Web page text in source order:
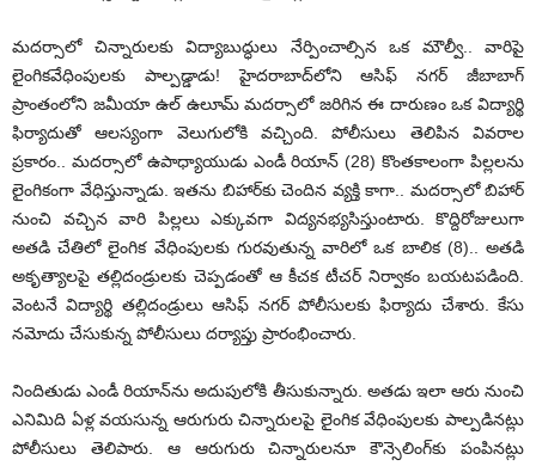
మదర్సాలో చిన్నారులకు విద్యాబుద్ధులు నేర్పించాల్సిన ఒక మౌల్వీ.. వారిపై
లైంగికవేధింపులకు పాల్పడ్డాడు! హైదరాబాద్‌లోని ఆసిఫ్ నగర్‌ జీబాబాగ్‌
ప్రాంతంలోని జమీయా ఉల్‌ ఉలూమ్‌ మదర్సాలో జరిగిన ఈ దారుణం ఒక విద్యార్థి
ఫిర్యాదుతో ఆలస్యంగా వెలుగులోకి వచ్చింది. పోలీసులు తెలిపిన వివరాల
ప్రకారం.. మదర్సాలో ఉపాధ్యాయుడు ఎండీ రియాన్‌ (28) కొంతకాలంగా పిల్లలను
లైంగికంగా వేధిస్తున్నాడు. ఇతను బిహార్‌కు చెందిన వ్యక్తి కాగా.. మదర్సాలో బిహార్‌
నుంచి వచ్చిన వారి పిల్లలు ఎక్కువగా విద్యనభ్యసిస్తుంటారు. కొద్దిరోజులుగా
అతడి చేతిలో లైంగిక వేధింపులకు గురవుతున్న వారిలో ఒక బాలిక (8).. అతడి
అకృత్యాలపై తల్లిదండ్రులకు చెప్పడంతో ఆ కీచక టీచర్‌ నిర్వాకం బయటపడింది.
వెంటనే విద్యార్థి తల్లిదండ్రులు ఆసిఫ్ నగర్‌ పోలీసులకు ఫిర్యాదు చేశారు. కేసు
నమోదు చేసుకున్న పోలీసులు దర్యాప్తు ప్రారంభించారు.
నిందితుడు ఎండీ రియాన్‌ను అదుపులోకి తీసుకున్నారు. అతడు ఇలా ఆరు నుంచి
ఎనిమిది ఏళ్ల వయసున్న ఆరుగురు చిన్నారులపై లైంగిక వేధింపులకు పాల్పడినట్లు
పోలీసులు తెలిపారు. ఆ ఆరుగురు చిన్నారులనూ కౌన్సెలింగ్‌కు పంపినట్లు